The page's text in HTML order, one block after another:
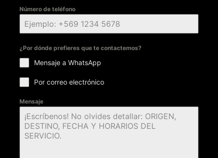
Número de teléfono
¿Por dónde prefieres que te contactemos?
Mensaje a WhatsApp
Por correo electrónico
Mensaje